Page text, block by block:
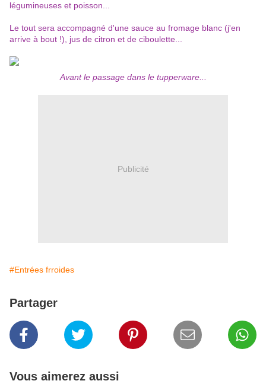
légumineuses et poisson...
Le tout sera accompagné d'une sauce au fromage blanc (j'en
arrive à bout !), jus de citron et de ciboulette...
Avant le passage dans le tupperware...
Publicité
#Entrées frroides
Partager
Vous aimerez aussi